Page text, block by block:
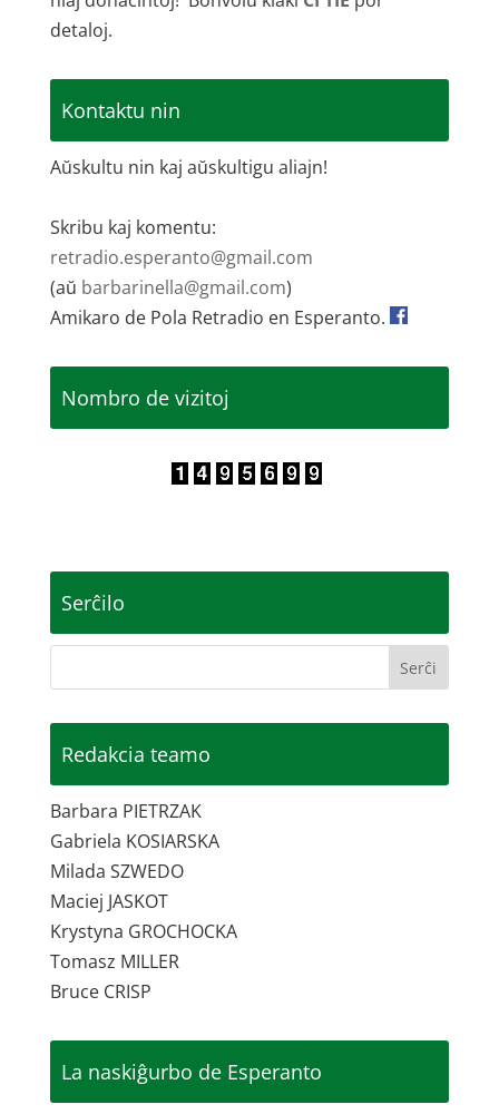
detaloj.
Kontaktu nin
Aŭskultu nin kaj aŭskultigu aliajn!
Skribu kaj komentu:
retradio.esperanto@gmail.com
(aŭ barbarinella@gmail.com)
Amikaro de Pola Retradio en Esperanto.
Nombro de vizitoj
Serĉilo
Redakcia teamo
Barbara PIETRZAK
Gabriela KOSIARSKA
Milada SZWEDO
Maciej JASKOT
Krystyna GROCHOCKA
Tomasz MILLER
Bruce CRISP
La naskiĝurbo de Esperanto